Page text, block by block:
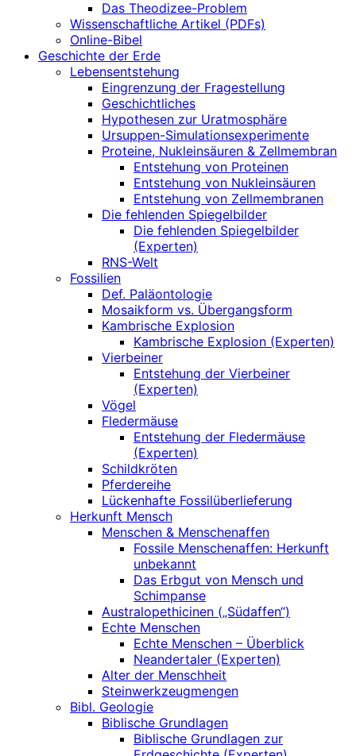
Das Theodizee-Problem
Wissenschaftliche Artikel (PDFs)
Online-Bibel
Geschichte der Erde
Lebensentstehung
Eingrenzung der Fragestellung
Geschichtliches
Hypothesen zur Uratmosphäre
Ursuppen-Simulationsexperimente
Proteine, Nukleinsäuren & Zellmembran
Entstehung von Proteinen
Entstehung von Nukleinsäuren
Entstehung von Zellmembranen
Die fehlenden Spiegelbilder
Die fehlenden Spiegelbilder
(Experten)
RNS-Welt
Fossilien
Def. Paläontologie
Mosaikform vs. Übergangsform
Kambrische Explosion
Kambrische Explosion (Experten)
Vierbeiner
Entstehung der Vierbeiner
(Experten)
Vögel
Fledermäuse
Entstehung der Fledermäuse
(Experten)
Schildkröten
Pferdereihe
Lückenhafte Fossilüberlieferung
Herkunft Mensch
Menschen & Menschenaffen
Fossile Menschenaffen: Herkunft
unbekannt
Das Erbgut von Mensch und
Schimpanse
Australopethicinen („Südaffen“)
Echte Menschen
Echte Menschen – Überblick
Neandertaler (Experten)
Alter der Menschheit
Steinwerkzeugmengen
Bibl. Geologie
Biblische Grundlagen
Biblische Grundlagen zur